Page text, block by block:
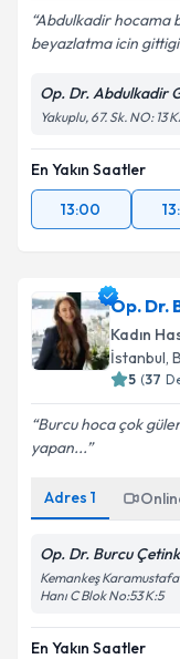
Kişisel
Metni'ni
Abdulkadir hocama
beyazlatma icin
Op. Dr. Abdulkadir
Yakuplu, 67. Sk. NO: 13
En Yakın Saatler
13:00
Op. Dr.
Kadın
İstanbul,
5 (37
Burcu hoca çok
yapan...
Adres 1
Op. Dr. Burcu
Kemankeş Karamustafa
Hanı C Blok No:53 K:5
En Yakın Saatler